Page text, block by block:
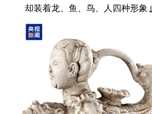
却装着龙、鱼、鸟、人四种形象↓